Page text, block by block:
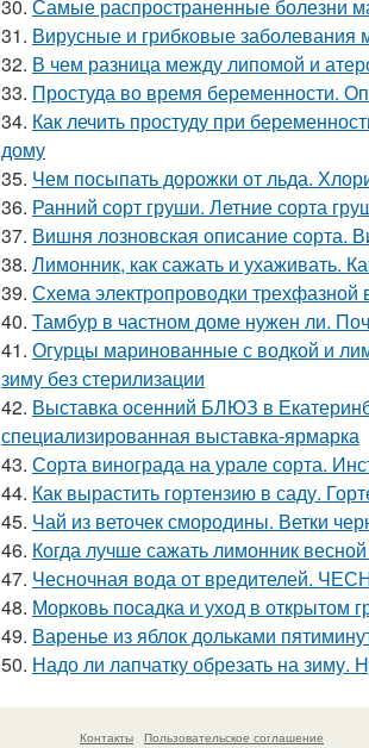
30. Самые распространенные болезни
31. Вирусные и грибковые
32. В чем разница между липомой и
33. Простуда во время беременности.
34. Как лечить простуду при
дому
35. Чем посыпать дорожки от льда.
36. Ранний сорт груши. Летние сорта
37. Вишня лозновская описание сорта.
38. Лимонник, как сажать и ухаживать.
39. Схема электропроводки
40. Тамбур в частном доме нужен ли.
41. Огурцы маринованные с водкой и
зиму без стерилизации
42. Выставка осенний БЛЮЗ в
специализированная выставка-ярмарка
43. Сорта винограда на урале сорта.
44. Как вырастить гортензию в саду.
45. Чай из веточек смородины. Ветки
46. Когда лучше сажать лимонник
47. Чесночная вода от вредителей.
48. Морковь посадка и уход в открытом
49. Варенье из яблок дольками
50. Надо ли лапчатку обрезать на зиму.
Контакты Пользовательское соглашение